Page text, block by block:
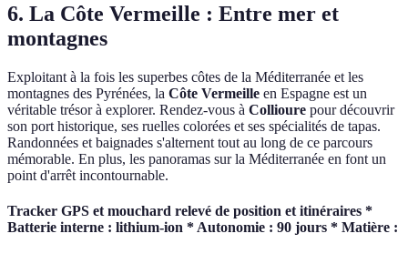
6. La Côte Vermeille : Entre mer et
montagnes
Exploitant à la fois les superbes côtes de la Méditerranée et les
montagnes des Pyrénées, la Côte Vermeille en Espagne est un
véritable trésor à explorer. Rendez-vous à Collioure pour découvrir
son port historique, ses ruelles colorées et ses spécialités de tapas.
Randonnées et baignades s'alternent tout au long de ce parcours
mémorable. En plus, les panoramas sur la Méditerranée en font un
point d'arrêt incontournable.
Tracker GPS et mouchard relevé de position et itinéraires *
Batterie interne : lithium-ion * Autonomie : 90 jours * Matière :